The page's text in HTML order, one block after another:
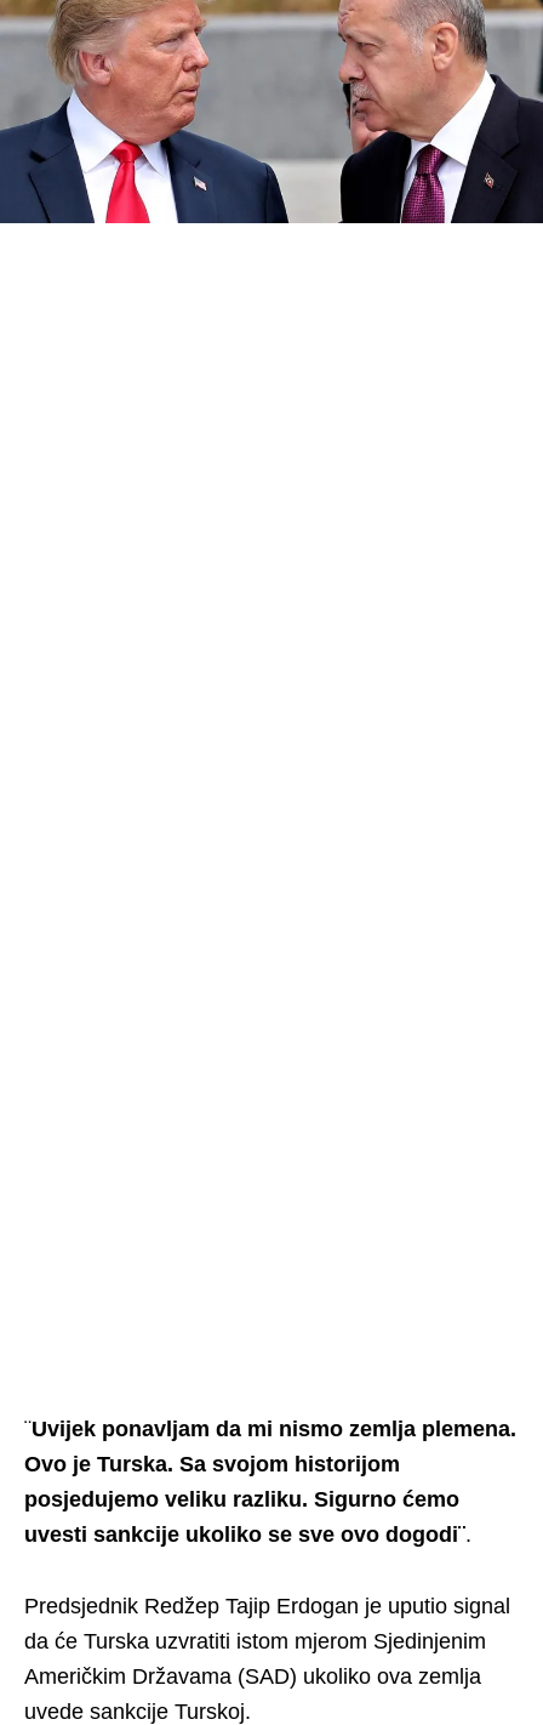
¨Uvijek ponavljam da mi nismo zemlja plemena.
Ovo je Turska. Sa svojom historijom
posjedujemo veliku razliku. Sigurno ćemo
uvesti sankcije ukoliko se sve ovo dogodi¨.
Predsjednik Redžep Tajip Erdogan je uputio signal
da će Turska uzvratiti istom mjerom Sjedinjenim
Američkim Državama (SAD) ukoliko ova zemlja
uvede sankcije Turskoj.